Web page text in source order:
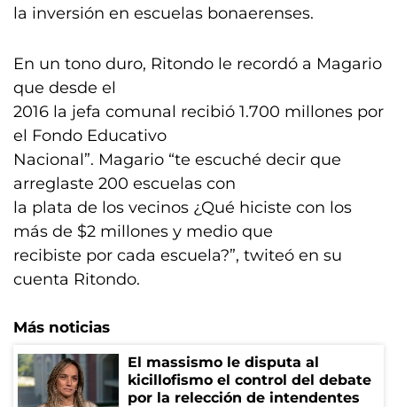
la inversión en escuelas bonaerenses.
En un tono duro, Ritondo le recordó a Magario
que desde el
2016 la jefa comunal recibió 1.700 millones por
el Fondo Educativo
Nacional”. Magario “te escuché decir que
arreglaste 200 escuelas con
la plata de los vecinos ¿Qué hiciste con los
más de $2 millones y medio que
recibiste por cada escuela?”, twiteó en su
cuenta Ritondo.
Más noticias
El massismo le disputa al
kicillofismo el control del debate
por la relección de intendentes